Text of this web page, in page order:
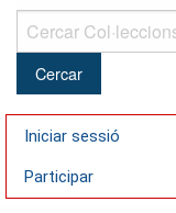
Cercar
Col·leccions...
Iniciar sessió
Participar